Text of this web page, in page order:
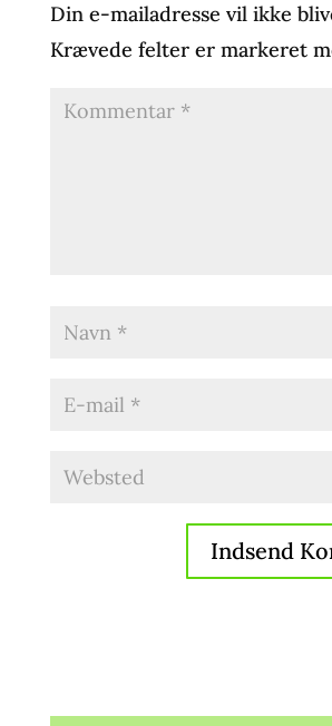
Din e-mailadresse vil ikke
Krævede felter er markeret